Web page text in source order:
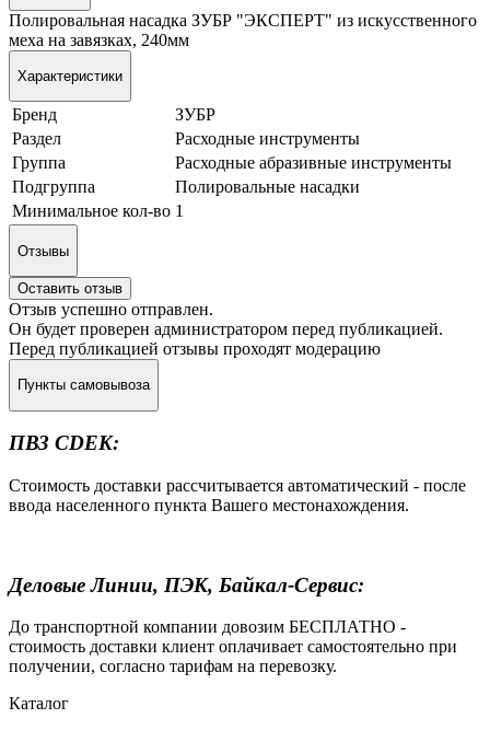
Полировальная насадка ЗУБР "ЭКСПЕРТ" из искусственного
меха на завязках, 240мм
Характеристики
Бренд
ЗУБР
Раздел
Расходные инструменты
Группа
Расходные абразивные инструменты
Подгруппа
Полировальные насадки
Минимальное кол-во 1
Отзывы
Оставить отзыв
Отзыв успешно отправлен.
Он будет проверен администратором перед публикацией.
Перед публикацией отзывы проходят модерацию
Пункты самовывоза
ПВЗ CDEK:
Стоимость доставки рассчитывается автоматический - после
ввода населенного пункта Вашего местонахождения.
Деловые Линии, ПЭК, Байкал-Сервис:
До транспортной компании довозим БЕСПЛАТНО -
стоимость доставки клиент оплачивает самостоятельно при
получении, согласно тарифам на перевозку.
Каталог